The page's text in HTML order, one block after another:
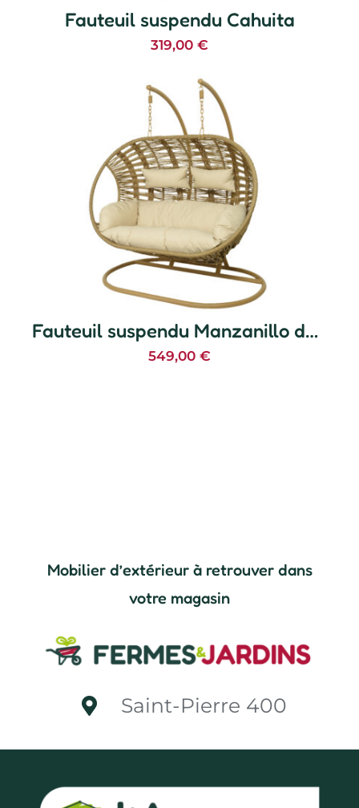
Fauteuil suspendu Cahuita
319,00 €
Fauteuil suspendu Manzanillo double
549,00 €
Mobilier d’extérieur à retrouver dans
votre magasin
Saint-Pierre 400